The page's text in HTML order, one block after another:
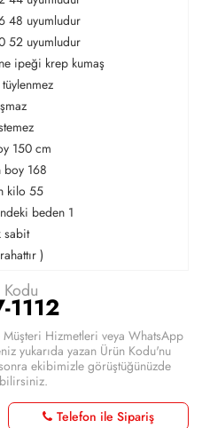
48 uyumludur
52 uyumludur
ipeği krep kumaş
150 cm
boy 168
kilo 55
beden 1
sabit
)
1112
Hizmetleri veya WhatsApp
yukarıda yazan Ürün Kodu'nu
ekibimizle görüştüğünüzde
Telefon ile Sipariş